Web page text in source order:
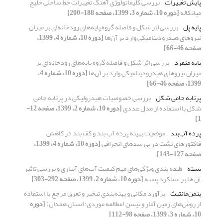
میانکاله[دوره 10، شماره 3، 1399، صفحه 188-200]
پایه پل بررسی اثر شکل و فاصله گروه پایه‌های رودخانه‌ای بر میزان
نیروهای هیدرودینامیکی وارد بر آن‌ها [دوره 10، شماره 4، 1399،
صفحه 46-66]
پایه منفرد بررسی اثر شکل و فاصله گروه پایه‌های رودخانه‌ای بر
میزان نیروهای هیدرودینامیکی وارد بر آن‌ها [دوره 10، شماره 4،
1399، صفحه 46-66]
پرتابه جامی شکل بررسی خصوصیات هیدرولیکی در پرتابه جامی
شکل با استفاده از مدل عددی [دوره 10، شماره 2، 1399، صفحه 12-
1]
پرده آب‌بند موقعیت بهینه پرده آب بند و کف بند در کاهش
فاکتورهای نشت در پی سدهای انحرافی [دوره 10، شماره 4، 1399،
صفحه 127-143]
پسته طبقه بندی ویژگی‌های مهم کیفیت آب‌های آبیاری و بررسی تاثیر
آن ها بر عملکرد پسته[دوره 10، شماره 2، 1399، صفحه 292-303]
پنمن‌مانتیث برآورد مکانی و پهنه‌بندی تبخیر و تعرق مرجع با استفاده
از روش‌های زمین آمار و تیسن (مطالعه موردی: استان همدان)[دوره
10، شماره 3، 1399، صفحه 98-112]